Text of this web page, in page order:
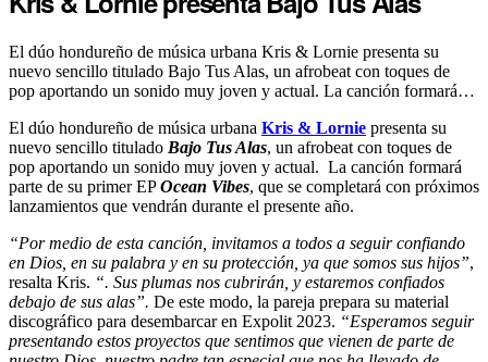
El dúo hondureño de música urbana Kris & Lornie presenta su
nuevo sencillo titulado Bajo Tus Alas, un afrobeat con toques de
pop aportando un sonido muy joven y actual. La canción formará…
El dúo hondureño de música urbana Kris & Lornie presenta su
nuevo sencillo titulado Bajo Tus Alas, un afrobeat con toques de
pop aportando un sonido muy joven y actual. La canción formará
parte de su primer EPOcean Vibes, que se completará con próximos
lanzamientos que vendrán durante el presente año.
“Por medio de esta canción, invitamos a todos a seguir confiando
en Dios, en su palabra y en su protección, ya que somos sus hijos”,
resalta Kris. “. Sus plumas nos cubrirán, y estaremos confiados
debajo de sus alas”. De este modo, la pareja prepara su material
discográfico para desembarcar en Expolit 2023. “Esperamos seguir
presentando estos proyectos que sentimos que vienen de parte de